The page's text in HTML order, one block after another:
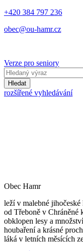
+420 384 797 236
obec@ou-hamr.cz
Verze pro seniory
Hledat
rozšířené vyhledávání
Obec Hamr
leží v malebné
od Třeboně v Chráněné
obklopen lesy a
houbaření a krásné
láká v letních měsících